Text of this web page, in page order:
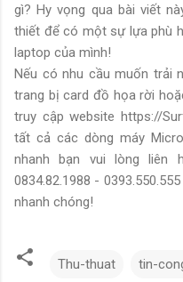
gì? Hy vọng qua bài viết
thiết để có một sự lựa phù
laptop của mình!
Nếu có nhu cầu muốn trải
trang bị card đồ họa rời
truy cập website https://
tất cả các dòng máy
nhanh bạn vui lòng liên
0834.82.1988 -
nhanh chóng!
Thu-thuat tin-